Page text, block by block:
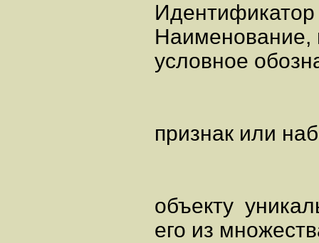
Наименование,
условное
признак или
объекту
его из